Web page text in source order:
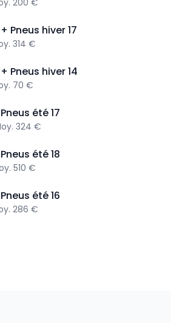
200 €
Pneus hiver17
314 €
Pneus hiver14
70 €
été17
324 €
été18
510 €
été16
286 €